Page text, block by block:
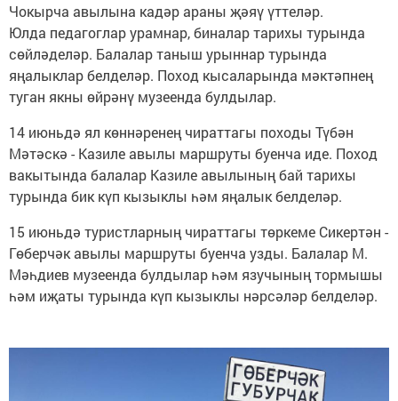
Чокырча авылына кадәр араны җәяү үттеләр.
Юлда педагоглар урамнар, биналар тарихы турында
сөйләделәр. Балалар таныш урыннар турында
яңалыклар белделәр. Поход кысаларында мәктәпнең
туган якны өйрәнү музеенда булдылар.
14 июньдә ял көннәренең чираттагы походы Түбән
Мәтәскә - Казиле авылы маршруты буенча иде. Поход
вакытында балалар Казиле авылының бай тарихы
турында бик күп кызыклы һәм яңалык белделәр.
15 июньдә туристларның чираттагы төркеме Сикертән -
Гөберчәк авылы маршруты буенча узды. Балалар М.
Мәһдиев музеенда булдылар һәм язучының тормышы
һәм иҗаты турында күп кызыклы нәрсәләр белделәр.